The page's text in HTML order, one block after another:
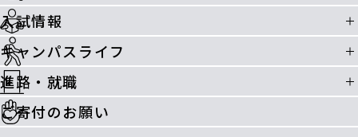
入試情報
キャンパスライフ
進路・就職
ご寄付のお願い